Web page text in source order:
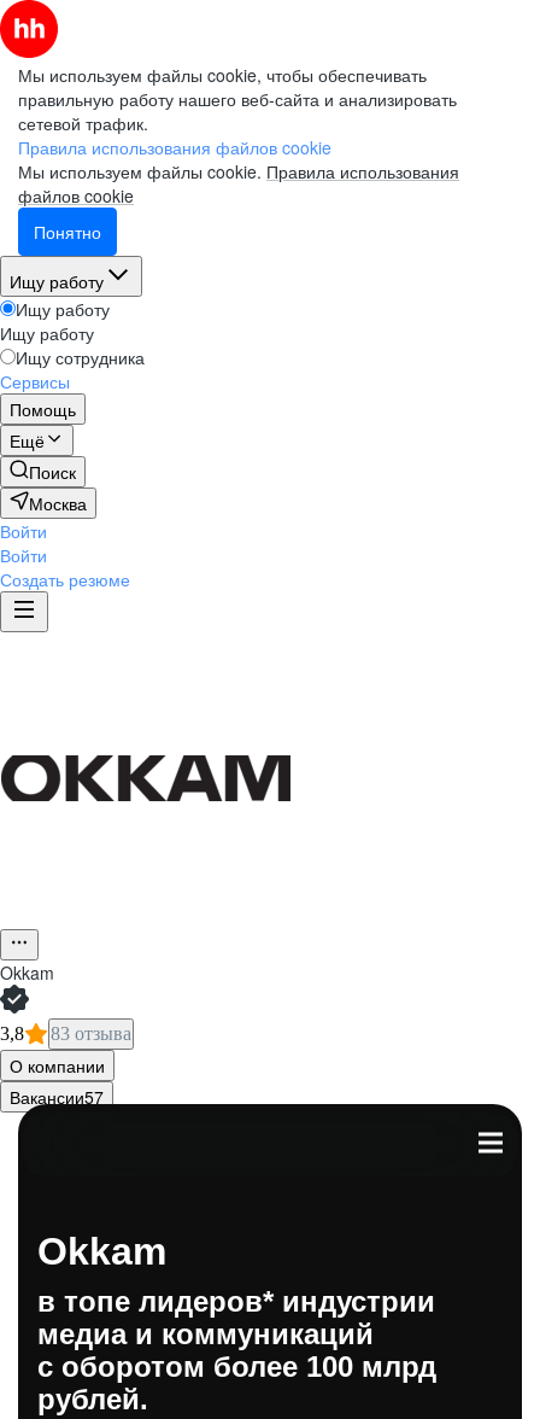
Мы используем файлы cookie, чтобы обеспечивать
правильную работу нашего веб-сайта и анализировать
сетевой трафик.
Правила использования файлов cookie
Мы используем файлы cookie. Правила использования
файлов cookie
Понятно
Ищу работу
Ищу работу
Ищу работу
Ищу сотрудника
Сервисы
Помощь
Ещё
Поиск
Москва
Войти
Войти
Создать резюме
Okkam
3,8 83 отзыва
О компании
Вакансии57
Okkam
в топе лидеров* индустрии
медиа и коммуникаций
с оборотом более 100 млрд
рублей.